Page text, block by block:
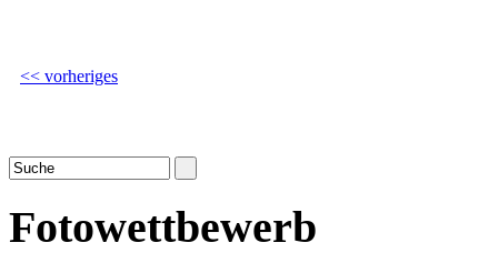
<< vorheriges
Fotowettbewerb